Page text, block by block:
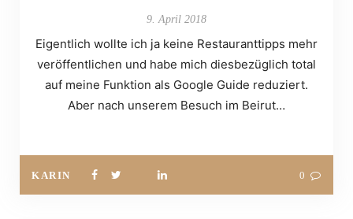
9. April 2018
Eigentlich wollte ich ja keine Restauranttipps mehr
veröffentlichen und habe mich diesbezüglich total
auf meine Funktion als Google Guide reduziert.
Aber nach unserem Besuch im Beirut…
KARIN 0